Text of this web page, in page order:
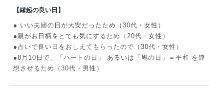
【縁起の良い日】
● いい夫婦の日が大安だったため（30代・女性）
●親がお日柄をとても気にするため（20代・女性）
●占いで良い日をおしえてもらったので（30代・女性）
●8月10日で、「ハートの日」 あるいは「鳩の日」＝平和 を連
想させるため（30代・男性）